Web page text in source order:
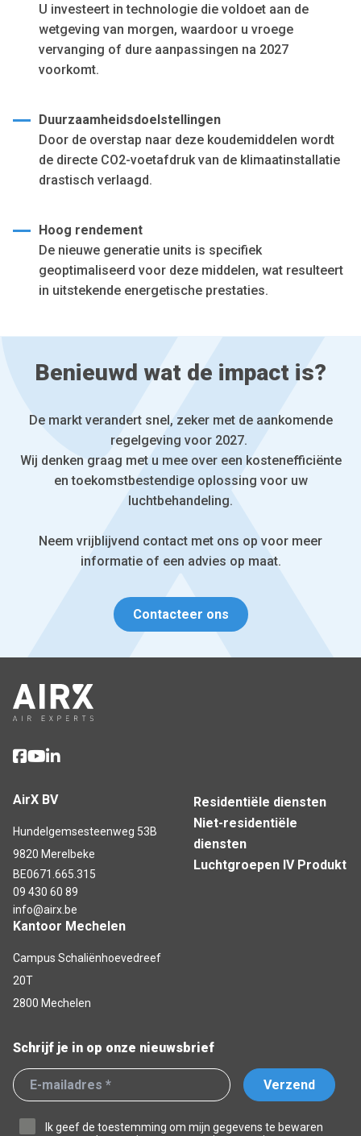
U investeert in technologie die voldoet aan de
wetgeving van morgen, waardoor u vroege
vervanging of dure aanpassingen na 2027
voorkomt.
Duurzaamheidsdoelstellingen
Door de overstap naar deze koudemiddelen wordt
de directe CO2-voetafdruk van de klimaatinstallatie
drastisch verlaagd.
Hoog rendement
De nieuwe generatie units is specifiek
geoptimaliseerd voor deze middelen, wat resulteert
in uitstekende energetische prestaties.
Benieuwd wat de impact is?
De markt verandert snel, zeker met de aankomende
regelgeving voor 2027.
Wij denken graag met u mee over een kostenefficiënte
en toekomstbestendige oplossing voor uw
luchtbehandeling.
Neem vrijblijvend contact met ons op voor meer
informatie of een advies op maat.
Contacteer ons
AirX BV
Hundelgemsesteenweg 53B
9820 Merelbeke
BE0671.665.315
09 430 60 89
info@airx.be
Kantoor Mechelen
Campus Schaliënhoevedreef
20T
2800 Mechelen
Residentiële diensten
Niet-residentiële
diensten
Luchtgroepen IV Produkt
Schrijf je in op onze nieuwsbrief
Verzend
Ik geef de toestemming om mijn gegevens te bewaren